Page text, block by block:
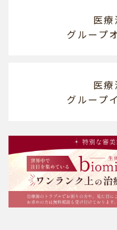
医
グループ
医
グループ